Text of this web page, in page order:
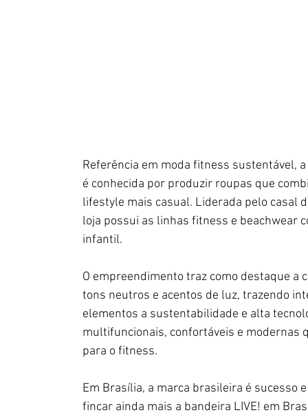
Referência em moda fitness sustentável,
é conhecida por produzir roupas que
lifestyle mais casual. Liderada pelo casal
loja possui as linhas fitness e beachwear
infantil.
O empreendimento traz como destaque a
tons neutros e acentos de luz, trazendo
elementos a sustentabilidade e alta
multifuncionais, confortáveis e modernas
para o fitness.
Em Brasília, a marca brasileira é sucesso
fincar ainda mais a bandeira LIVE! em